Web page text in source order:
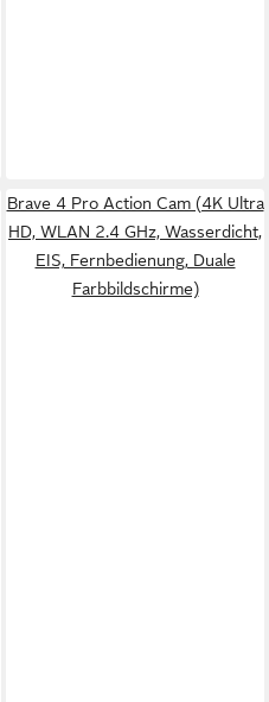
Brave 4 Pro Action Cam (4K Ultra
HD, WLAN 2.4 GHz, Wasserdicht,
EIS, Fernbedienung, Duale
Farbbildschirme)